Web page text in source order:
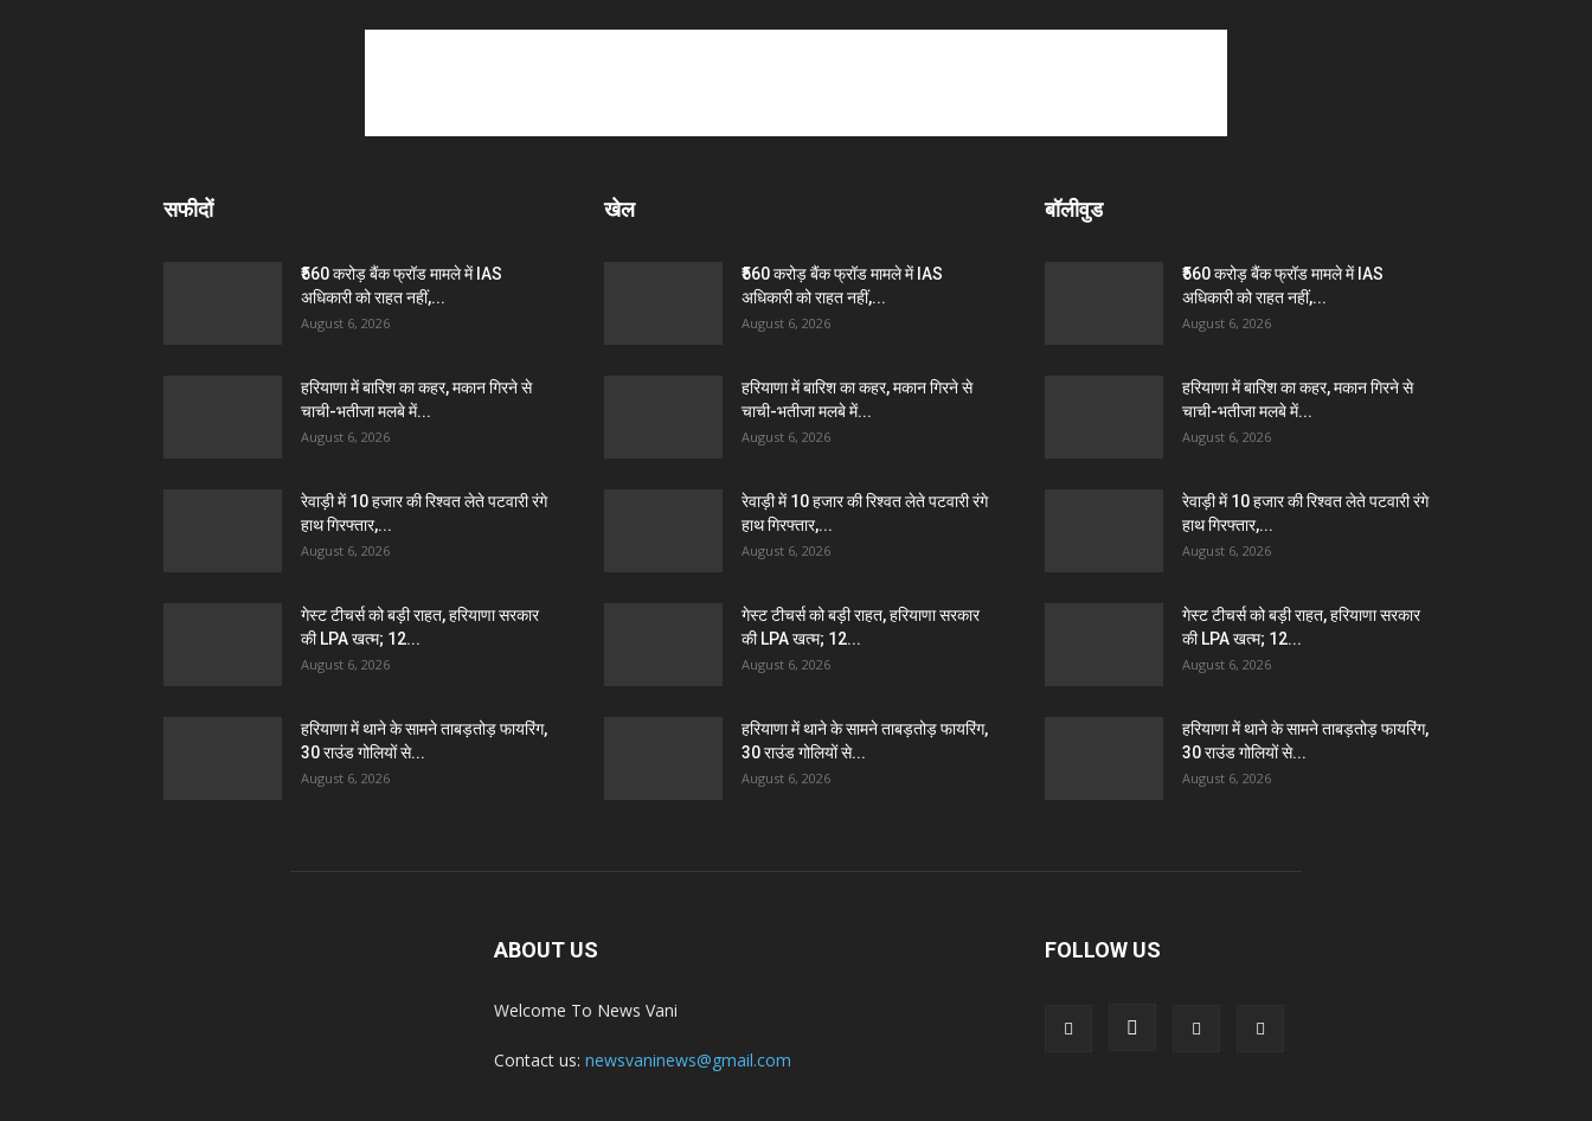
सफीदों
₹560 करोड़ बैंक फ्रॉड मामले में IAS
अधिकारी को राहत नहीं,...
August 6, 2026
हरियाणा में बारिश का कहर, मकान गिरने से
चाची-भतीजा मलबे में...
August 6, 2026
रेवाड़ी में 10 हजार की रिश्वत लेते पटवारी रंगे
हाथ गिरफ्तार,...
August 6, 2026
गेस्ट टीचर्स को बड़ी राहत, हरियाणा सरकार
की LPA खत्म; 12...
August 6, 2026
हरियाणा में थाने के सामने ताबड़तोड़ फायरिंग,
30 राउंड गोलियों से...
August 6, 2026
खेल
₹560 करोड़ बैंक फ्रॉड मामले में IAS
अधिकारी को राहत नहीं,...
August 6, 2026
हरियाणा में बारिश का कहर, मकान गिरने से
चाची-भतीजा मलबे में...
August 6, 2026
रेवाड़ी में 10 हजार की रिश्वत लेते पटवारी रंगे
हाथ गिरफ्तार,...
August 6, 2026
गेस्ट टीचर्स को बड़ी राहत, हरियाणा सरकार
की LPA खत्म; 12...
August 6, 2026
हरियाणा में थाने के सामने ताबड़तोड़ फायरिंग,
30 राउंड गोलियों से...
August 6, 2026
बॉलीवुड
₹560 करोड़ बैंक फ्रॉड मामले में IAS
अधिकारी को राहत नहीं,...
August 6, 2026
हरियाणा में बारिश का कहर, मकान गिरने से
चाची-भतीजा मलबे में...
August 6, 2026
रेवाड़ी में 10 हजार की रिश्वत लेते पटवारी रंगे
हाथ गिरफ्तार,...
August 6, 2026
गेस्ट टीचर्स को बड़ी राहत, हरियाणा सरकार
की LPA खत्म; 12...
August 6, 2026
हरियाणा में थाने के सामने ताबड़तोड़ फायरिंग,
30 राउंड गोलियों से...
August 6, 2026
ABOUT US
Welcome To News Vani
Contact us: newsvaninews@gmail.com
FOLLOW US